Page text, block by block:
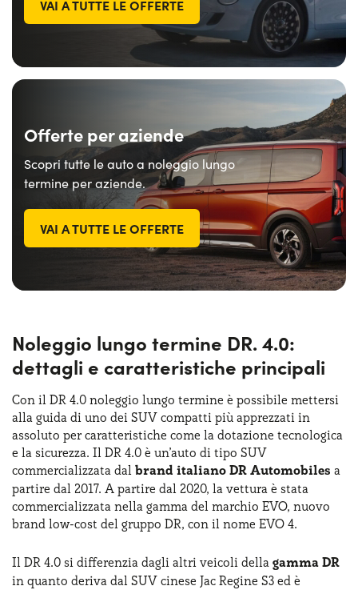
VAI A TUTTE LE OFFERTE
Offerte per aziende
Scopri tutte le auto a noleggio lungo
termine per aziende.
VAI A TUTTE LE OFFERTE
Noleggio lungo termine DR. 4.0:
dettagli e caratteristiche principali
Con il DR 4.0 noleggio lungo termine è possibile mettersi
alla guida di uno dei SUV compatti più apprezzati in
assoluto per caratteristiche come la dotazione tecnologica
e la sicurezza. Il DR 4.0 è un’auto di tipo SUV
commercializzata dal brand italiano DR Automobiles a
partire dal 2017. A partire dal 2020, la vettura è stata
commercializzata nella gamma del marchio EVO, nuovo
brand low-cost del gruppo DR, con il nome EVO 4.
Il DR 4.0 si differenzia dagli altri veicoli della gamma DR
in quanto deriva dal SUV cinese Jac Regine S3 ed è